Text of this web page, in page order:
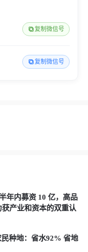
复制微信号
复制微信号
年内募资 10 亿，高品
产业和资本的双重认
种地：省水92% 省地